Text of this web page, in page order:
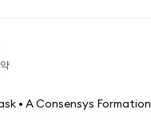
• A Consensys Formation